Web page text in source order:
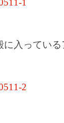
に入ってい